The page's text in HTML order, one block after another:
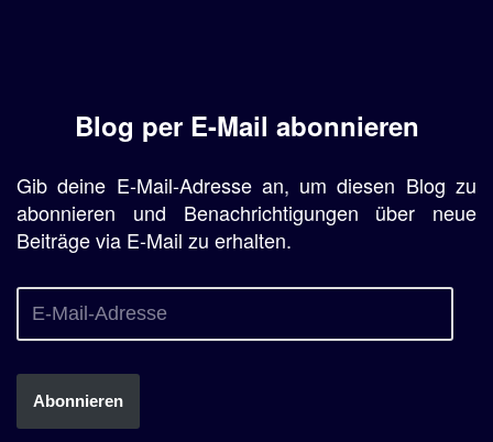
Blog per E-Mail abonnieren
Gib deine E-Mail-Adresse an, um diesen Blog zu
abonnieren und Benachrichtigungen über neue
Beiträge via E-Mail zu erhalten.
Abonnieren